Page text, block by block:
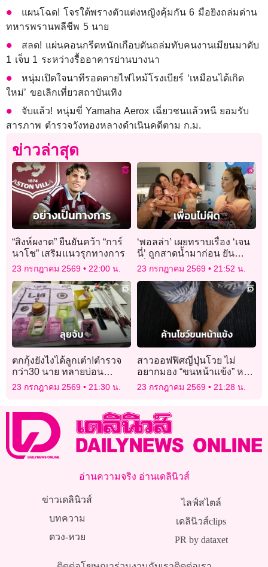
แผนโฉด! โจรใต้พรางตัวแต่งหญิงคุ้มกัน 6 มือยิงถล่มด่าน
ทหารพรานพลีชีพ 5 นาย
สลด! แผ่นคอนกรีตหนักเกือบตันถล่มทับคนงานเมียนมาดับ
1 เจ็บ 1 ระหว่างรื้ออาคารย่านบางนา
หนุ่มเปิดใจนาทีรอดตายไฟไหม้โรงเบียร์ ‘เหมือนได้เกิด
ใหม่’ ขอเลิกเที่ยวสถาบันเทิง
จับแล้ว! หนุ่มขี่ Yamaha Aerox เฉี่ยวชนแล้วหนี ยอมรับ
สารภาพ ตำรวจวังทองหลางดำเนินคดีตาม ก.ม.
ข่าวล่าสุด
“สิงห์ผงาด” ยืนยันคว้า “การ์
นาโช” เสริมแนวรุกทางการ
23 กรกฎาคม 2569 22:00 น.
‘พอลล่า’ เผยทราบเรื่อง ‘เจน
นี่’ ถูกสาดน้ำมาก่อน ยัน
เพื่อนไม่ได้ทำอะไรผิด-ส่ง
กอดให้กำลังใจ
23 กรกฎาคม 2569 21:52 น.
ตกกุ้งยังไงได้ลูกเต๋า!ตำรวจ
กว่า30 นาย ทลายบ่อน
บังหน้า ตกกุ้งข้างหน้า ไฮโล
พาเพลินข้างหลัง
23 กรกฎาคม 2569 21:30 น.
สาวออฟฟิศญี่ปุ่นโวย ไม่
อยากมอง “ขนหน้าแข้ง” หลัง
รัฐหนุนพนักงานชายสวมขา
สั้นสู้คลื่นความร้อน
23 กรกฎาคม 2569 21:28 น.
อ่านความจริง อ่านเดลินิวส์
ข่าวเดลินิวส์
บทความ
ดวง-หวย
ไลฟ์สไตล์
เดลินิวส์clips
PR by dataxet